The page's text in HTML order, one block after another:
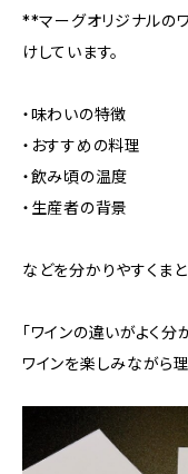
**マーグオリジナルの
けしています。
・味わいの特徴
・おすすめの料理
・飲み頃の温度
・生産者の背景
などを分かりやすくまと
「ワインの違いがよく分
ワインを楽しみながら